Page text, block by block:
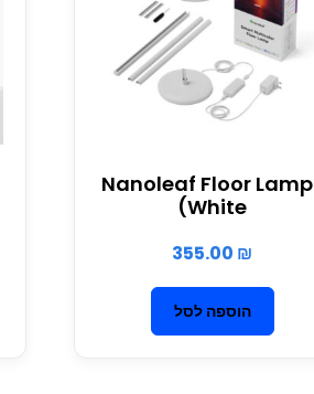
(Nanoleaf Floor Lamp
(White
355.00 ₪
הוספה לסל